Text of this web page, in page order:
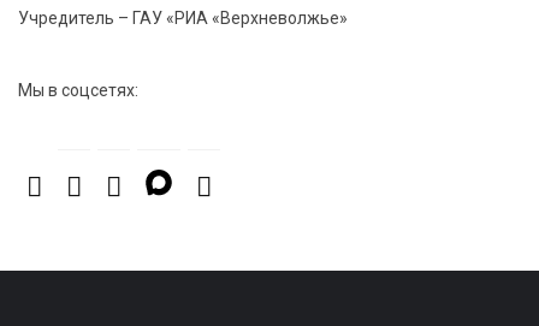
Учредитель – ГАУ «РИА «Верхневолжье»
Мы в соцсетях: